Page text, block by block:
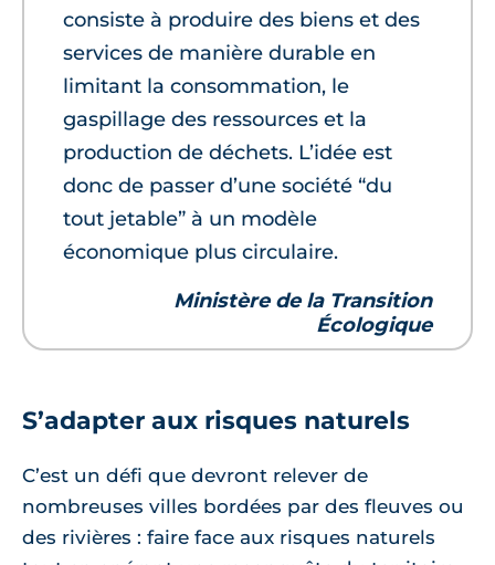
consiste à produire des biens et des
services de manière durable en
limitant la consommation, le
gaspillage des ressources et la
production de déchets. L’idée est
donc de passer d’une société “du
tout jetable” à un modèle
économique plus circulaire.
Ministère de la Transition
Écologique
S’adapter aux risques naturels
C’est un défi que devront relever de
nombreuses villes bordées par des fleuves ou
des rivières : faire face aux risques naturels